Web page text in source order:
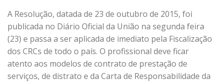
A Resolução, datada de 23 de outubro de 2015, foi
publicada no Diário Oficial da União na segunda feira
(23) e passa a ser aplicada de imediato pela Fiscalização
dos CRCs de todo o país. O profissional deve ficar
atento aos modelos de contrato de prestação de
serviços, de distrato e da Carta de Responsabilidade da